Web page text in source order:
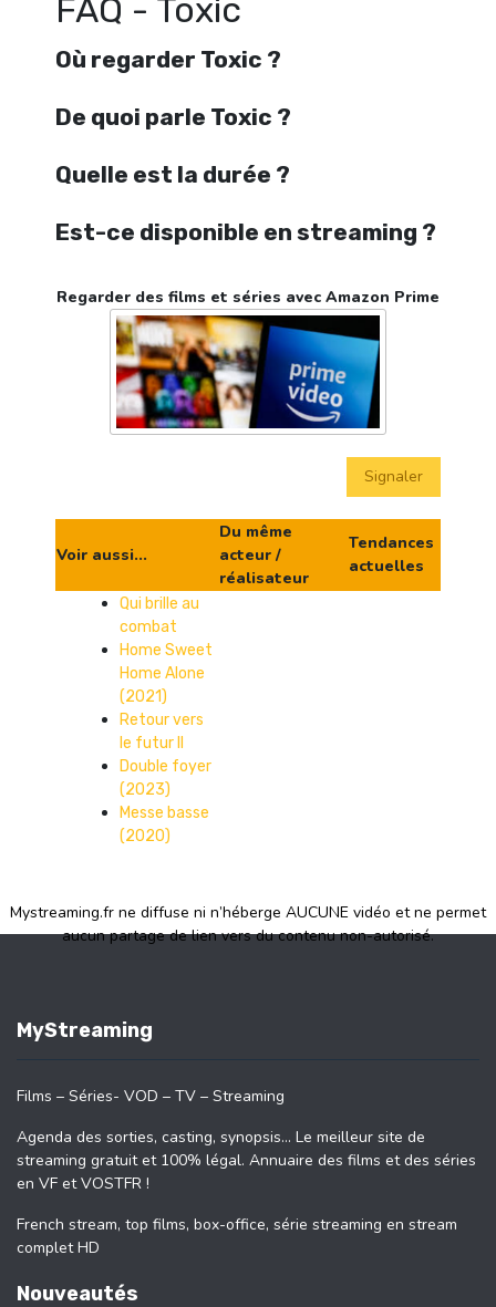
FAQ - Toxic
Où regarder Toxic ?
De quoi parle Toxic ?
Quelle est la durée ?
Est-ce disponible en streaming ?
Regarder des films et séries avec Amazon Prime
Signaler
Voir aussi...
Du même
acteur /
réalisateur
Tendances
actuelles
Qui brille au
combat
Home Sweet
Home Alone
(2021)
Retour vers
le futur II
Double foyer
(2023)
Messe basse
(2020)
Mystreaming.fr ne diffuse ni n’héberge AUCUNE vidéo et ne permet
aucun partage de lien vers du contenu non-autorisé.
MyStreaming
Films – Séries- VOD – TV – Streaming
Agenda des sorties, casting, synopsis… Le meilleur site de
streaming gratuit et 100% légal. Annuaire des films et des séries
en VF et VOSTFR !
French stream, top films, box-office, série streaming en stream
complet HD
Nouveautés